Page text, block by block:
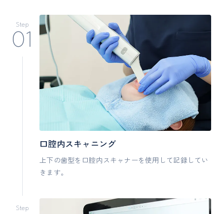
Step
口腔内スキャニング
上下の歯型を口腔内スキャナーを使用して記録してい
きます。
Step